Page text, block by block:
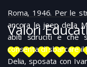
Roma, 1946. Per le
ancora le jeep della
abiti sdruciti e che
consenta di sbarcare il
Delia, sposata con
Valori